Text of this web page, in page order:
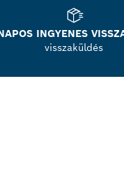
INGYENES
visszaküldés